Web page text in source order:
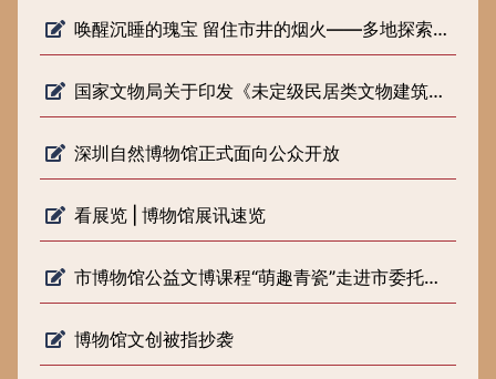
唤醒沉睡的瑰宝 留住市井的烟火——多地探索低级别文物保护新路径
国家文物局关于印发《未定级民居类文物建筑修缮审批工作指引（试行）》的通知
深圳自然博物馆正式面向公众开放
看展览 | 博物馆展讯速览
市博物馆公益文博课程“萌趣青瓷”走进市委托管课堂
博物馆文创被指抄袭